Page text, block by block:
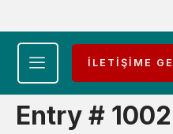
İLETİŞİME
Entry # 1002